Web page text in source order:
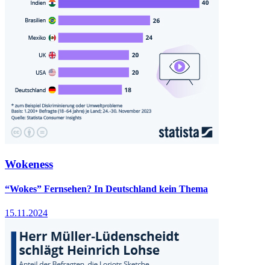
Wokeness
“Wokes” Fernsehen? In Deutschland kein Thema
15.11.2024